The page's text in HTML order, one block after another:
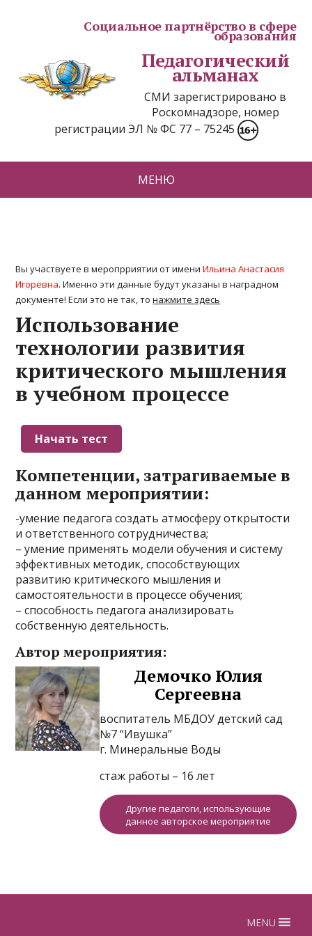
Социальное партнёрство в сфере
образования
Педагогический
альманах
СМИ зарегистрировано в
Роскомнадзоре, номер
регистрации ЭЛ № ФС 77 – 75245
МЕНЮ
Вы участвуете в меропрриятии от имениИльина Анастасия
Игоревна. Именно эти данные будут указаны в наградном
документе! Если это не так, тонажмите здесь
Использование
технологии развития
критического мышления
в учебном процессе
Компетенции, затрагиваемые в
данном мероприятии:
-умение педагога создать атмосферу открытости
и ответственного сотрудничества;
– умение применять модели обучения и систему
эффективных методик, способствующих
развитию критического мышления и
самостоятельности в процессе обучения;
– способность педагога анализировать
собственную деятельность.
Автор мероприятия:
Демочко Юлия
Сергеевна
воспитатель МБДОУ детский сад
№7 “Ивушка”
г. Минеральные Воды
стаж работы – 16 лет
Другие педагоги, использующие
данное авторское мероприятие
MENU